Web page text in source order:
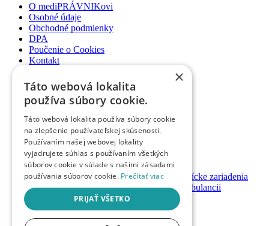
O mediPRÁVNIKovi
Osobné údaje
Obchodné podmienky
DPA
Poučenie o Cookies
Kontakt
Newsletter
Články
Podcasty
Informované súhlasy
Právny web pre ambulancie
Právnik na telefóne
GDPR ambulancie / lekárne
Systémy bezpečnosti pacienta pre zdravotnícke zariadenia
Nastavenie priamych platieb pacienta v ambulancii
Založenie / prevody ambulancií a lekární
Registrácia
×
Táto webová lokalita
používa súbory cookie.
Táto webová lokalita používa súbory cookie
na zlepšenie používateľskej skúsenosti.
Používaním našej webovej lokality
vyjadrujete súhlas s používaním všetkých
súborov cookie v súlade s našimi zásadami
používania súborov cookie. Prečítať viac
PRIJAŤ VŠETKO